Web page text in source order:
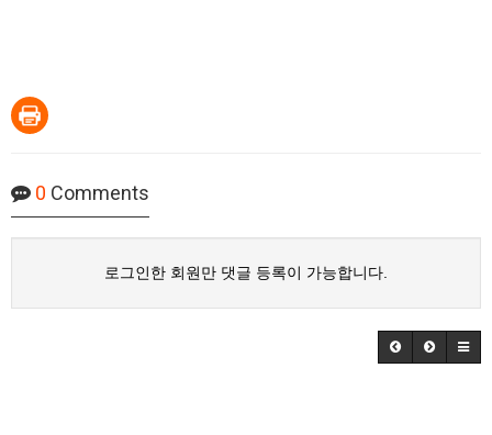
0 Comments
로그인한 회원만 댓글 등록이 가능합니다.